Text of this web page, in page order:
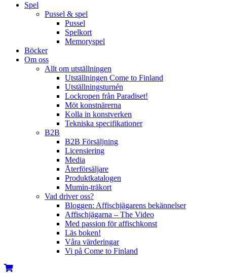
Spel
Pussel & spel
Pussel
Spelkort
Memoryspel
Böcker
Om oss
Allt om utställningen
Utställningen Come to Finland
Utställningsturnén
Lockropen från Paradiset!
Möt konstnärerna
Kolla in konstverken
Tekniska specifikationer
B2B
B2B Försäljning
Licensiering
Media
Återförsäljare
Produktkatalogen
Mumin-träkort
Vad driver oss?
Bloggen: Affischjägarens bekännelser
Affischjägarna – The Video
Med passion för affischkonst
Läs boken!
Våra värderingar
Vi på Come to Finland